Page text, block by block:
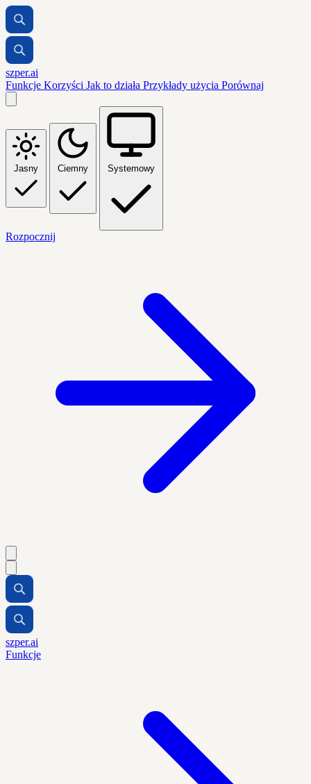
szper.ai
Funkcje Korzyści Jak to działa Przykłady użycia Porównaj
Jasny Ciemny Systemowy
Rozpocznij
szper.ai
Funkcje